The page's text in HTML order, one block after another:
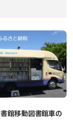
館移動図書館車の